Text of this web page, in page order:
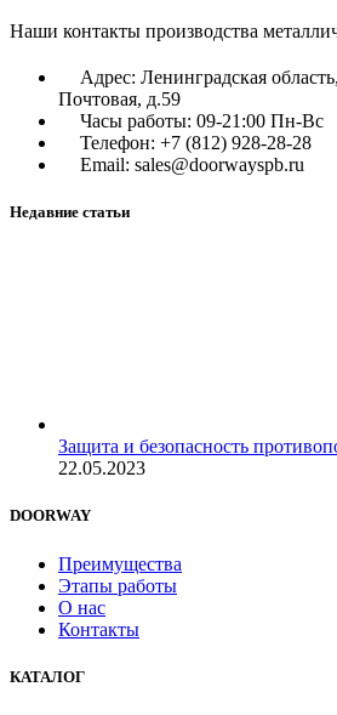
Наши контакты производства
Адрес: Ленинградская
Почтовая, д.59
Часы работы: 09-21:00 Пн-Вс
Телефон: +7 (812) 928-28-28
Email: sales@doorwayspb.ru
Недавние статьи
Защита и безопасность
22.05.2023
DOORWAY
Преимущества
Этапы работы
О нас
Контакты
КАТАЛОГ